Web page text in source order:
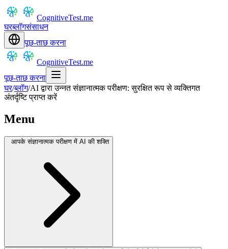
CognitiveTest.me
घरब्लॉगसंसाधन
पूछ-ताछ करना
CognitiveTest.me
पूछ-ताछ करना
घर/ब्लॉग/AI द्वारा उन्नत संज्ञानात्मक परीक्षण: सुरक्षित रूप से व्यक्तिगत
अंतर्दृष्टि प्राप्त करें
Menu
आपके संज्ञानात्मक परीक्षण में AI की शक्ति